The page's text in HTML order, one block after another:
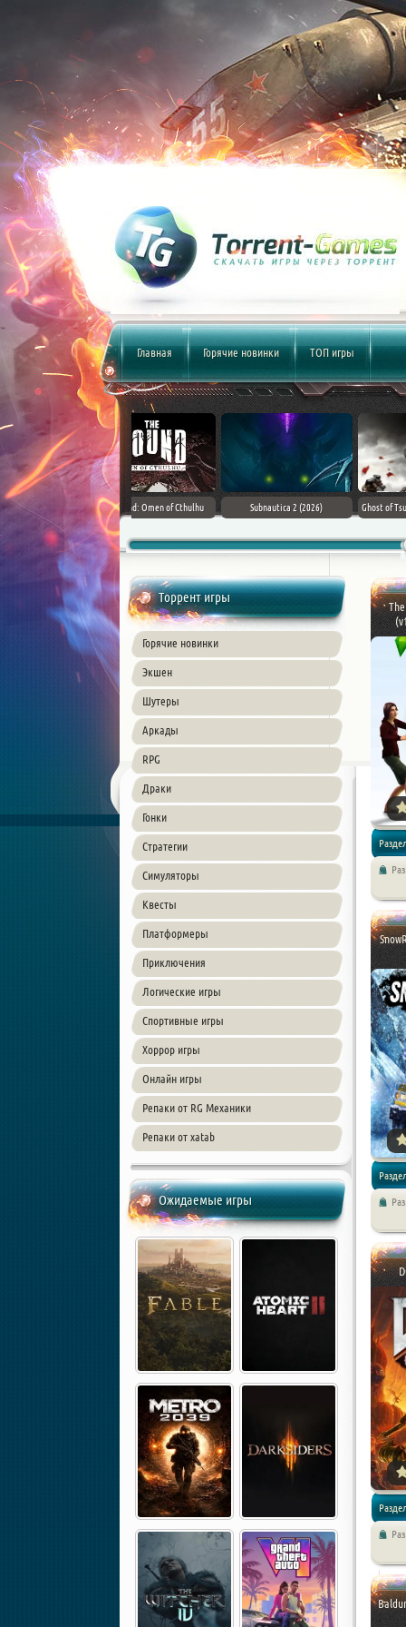
Главная Горячие новинки ТОП игры
Assassin's Creed Black Flag
Resynced (2026) PC
SnowRunner - Premium Edition [v
Forza Horizon 6 (2026)
Торрент игры
Горячие новинки
Экшен
Шутеры
Аркады
RPG
Драки
Гонки
Стратегии
Симуляторы
Квесты
Платформеры
Приключения
Логические игры
Спортивные игры
Хоррор игры
Онлайн игры
Репаки от RG Механики
Репаки от xatab
Ожидаемые игры
2020